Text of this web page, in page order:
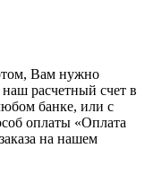
Вам нужно
расчетный счет в
банке, или с
оплаты «Оплата
на нашем